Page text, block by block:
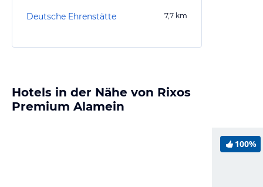
Deutsche Ehrenstätte 7,7 km
Hotels in der Nähe von Rixos
Premium Alamein
100%